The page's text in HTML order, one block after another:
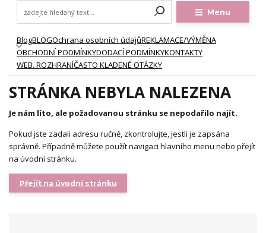
Menu
BlogBLOGOchrana osobních údajůREKLAMACE/VÝMĚNA
OBCHODNÍ PODMÍNKYDODACÍ PODMÍNKYKONTAKTY
WEB. ROZHRANÍČASTO KLADENÉ OTÁZKY
STRÁNKA NEBYLA NALEZENA
Je nám líto, ale požadovanou stránku se nepodařilo najít.
Pokud jste zadali adresu ručně, zkontrolujte, jestli je zapsána
správně. Případně můžete použít navigaci hlavního menu nebo přejít
na úvodní stránku.
Přejít na úvodní stránku